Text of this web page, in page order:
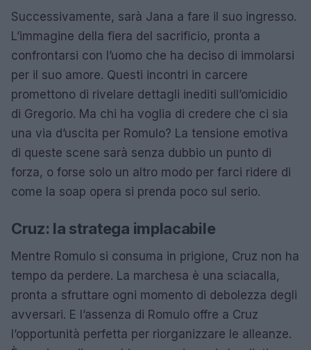
Successivamente, sarà Jana a fare il suo ingresso.
L’immagine della fiera del sacrificio, pronta a
confrontarsi con l’uomo che ha deciso di immolarsi
per il suo amore. Questi incontri in carcere
promettono di rivelare dettagli inediti sull’omicidio
di Gregorio. Ma chi ha voglia di credere che ci sia
una via d’uscita per Romulo? La tensione emotiva
di queste scene sarà senza dubbio un punto di
forza, o forse solo un altro modo per farci ridere di
come la soap opera si prenda poco sul serio.
Cruz: la stratega implacabile
Mentre Romulo si consuma in prigione, Cruz non ha
tempo da perdere. La marchesa è una sciacalla,
pronta a sfruttare ogni momento di debolezza degli
avversari. E l’assenza di Romulo offre a Cruz
l’opportunità perfetta per riorganizzare le alleanze.